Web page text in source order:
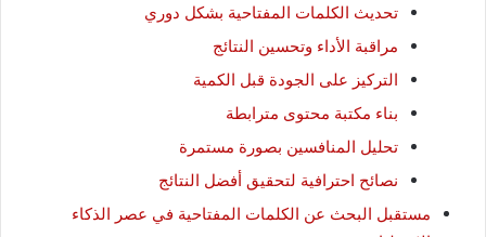
تحديث الكلمات المفتاحية بشكل دوري
مراقبة الأداء وتحسين النتائج
التركيز على الجودة قبل الكمية
بناء مكتبة محتوى مترابطة
تحليل المنافسين بصورة مستمرة
نصائح احترافية لتحقيق أفضل النتائج
مستقبل البحث عن الكلمات المفتاحية في عصر الذكاء